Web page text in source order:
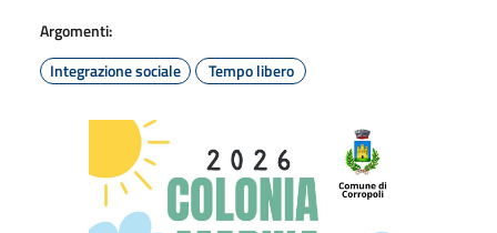
Argomenti:
Integrazione sociale
Tempo libero